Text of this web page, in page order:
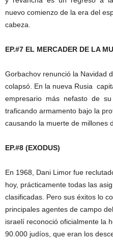
nuevo comienzo de la era del
cabeza.
EP.#7 EL MERCADER DE LA
Gorbachov renunció la Navidad
colapsó. En la nueva Rusia
empresario más nefasto de
traficando armamento bajo la
causando la muerte de millones
EP.#8 (EXODUS)
En 1968, Dani Limor fue
hoy, prácticamente todas las
clasificadas. Pero sus éxitos lo
principales agentes de campo
israelí reconoció oficialmente la
90.000 judíos, que eran los